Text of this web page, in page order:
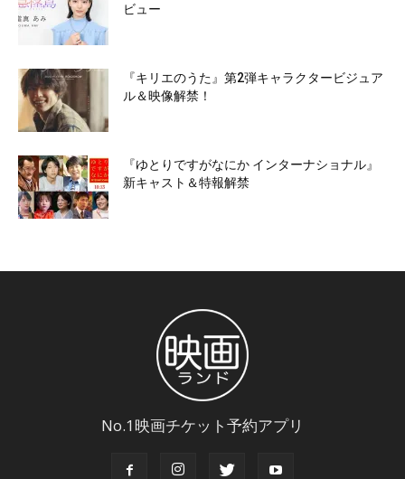
ビュー
『キリエのうた』第2弾キャラクタービジュア
ル＆映像解禁！
『ゆとりですがなにか インターナショナル』
新キャスト＆特報解禁
No.1映画チケット予約アプリ